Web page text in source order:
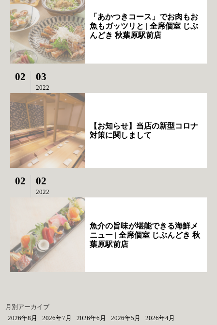
「あかつきコース」でお肉もお
魚もガッツリと | 全席個室 じぶ
んどき 秋葉原駅前店
02 03
2022
【お知らせ】当店の新型コロナ
対策に関しまして
02 02
2022
魚介の旨味が堪能できる海鮮メ
ニュー | 全席個室 じぶんどき 秋
葉原駅前店
月別アーカイブ
2026年8月
2026年7月 2026年6月 2026年5月 2026年4月